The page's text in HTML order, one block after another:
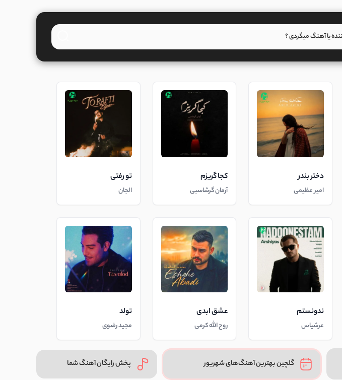
دختر بندر
امیر عظیمی
کجا گریزم
آرمان گرشاسبی
تو رفتی
الجان
ندونستم
عرشیاس
عشق ابدی
روح الله کرمی
تولد
مجید رضوی
گلچین بهترین آهنگ‌های شهریور پخش رایگان آهنگ شما